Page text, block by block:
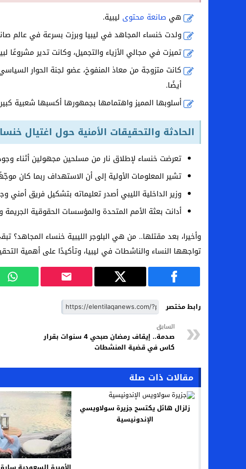
هي صانعة محتوى ليبية.
ولدت خنساء المجاهد في ليبيا وبرزت بسرعة في عالم
تميزت في مجالي الأزياء والتجميل، وكانت تدير مشروعًا
كانت متزوجة من معاذ المنفوخ، عضو لجنة الحوار
أيضًا.
أسلوبها المميز واهتمامها بجمهورها أكسبها شعبية
الحادثة والتحقيقات الأمنية حول اغتيال
تعرضت خنساء لإطلاق نار من مسلحين مجهولين أثناء
تشير المعلومات الأولية إلى أن الاستهداف ربما كان
وزير الداخلية الليبي أصدر تعليماته بتشكيل فريق أمني
أدانت بعثة الأمم المتحدة والمؤسسات الحقوقية
وأخيرا، بعد مقتلها.. من هي البلوجر الليبية خنساء المجاهد؟
تواجهها النساء والناشطات في ليبيا، وتأكيدًا على أهمية
رابط مختصر
السابق
صدمة.. إيقاف رمضان صبحي 4 سنوات بقرار
كاس في قضية المنشطات
مقالات ذات صلة
زلزال هائل يكتسح جزيرة سولاويسي
الإندونيسية